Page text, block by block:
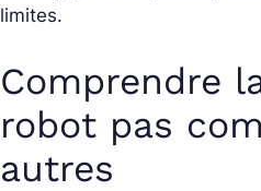
limites.
Comprendre
robot pas
autres